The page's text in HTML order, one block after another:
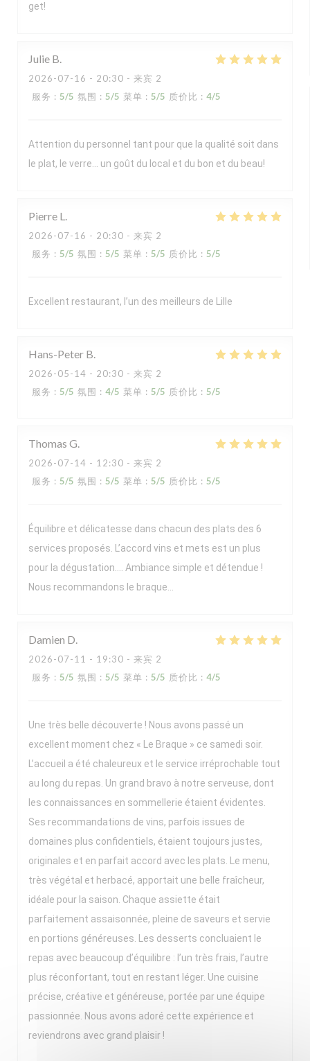
get!
Julie B
2026-07-16 - 20:30 - 来宾 2
服务 : 5/5 氛围 : 5/5 菜单 : 5/5 质价比 : 4/5
Attention du personnel tant pour que la qualité soit dans
le plat, le verre… un goût du local et du bon et du beau!
Pierre L
2026-07-16 - 20:30 - 来宾 2
服务 : 5/5 氛围 : 5/5 菜单 : 5/5 质价比 : 5/5
Excellent restaurant, l’un des meilleurs de Lille
Hans-Peter B
2026-05-14 - 20:30 - 来宾 2
服务 : 5/5 氛围 : 4/5 菜单 : 5/5 质价比 : 5/5
Thomas G
2026-07-14 - 12:30 - 来宾 2
服务 : 5/5 氛围 : 5/5 菜单 : 5/5 质价比 : 5/5
Équilibre et délicatesse dans chacun des plats des 6
services proposés. L’accord vins et mets est un plus
pour la dégustation…. Ambiance simple et détendue !
Nous recommandons le braque…
Damien D
2026-07-11 - 19:30 - 来宾 2
服务 : 5/5 氛围 : 5/5 菜单 : 5/5 质价比 : 4/5
Une très belle découverte ! Nous avons passé un
excellent moment chez « Le Braque » ce samedi soir.
L’accueil a été chaleureux et le service irréprochable tout
au long du repas. Un grand bravo à notre serveuse, dont
les connaissances en sommellerie étaient évidentes.
Ses recommandations de vins, parfois issues de
domaines plus confidentiels, étaient toujours justes,
originales et en parfait accord avec les plats. Le menu,
très végétal et herbacé, apportait une belle fraîcheur,
idéale pour la saison. Chaque assiette était
parfaitement assaisonnée, pleine de saveurs et servie
en portions généreuses. Les desserts concluaient le
repas avec beaucoup d’équilibre : l’un très frais, l’autre
plus réconfortant, tout en restant léger. Une cuisine
précise, créative et généreuse, portée par une équipe
passionnée. Nous avons adoré cette expérience et
reviendrons avec grand plaisir !